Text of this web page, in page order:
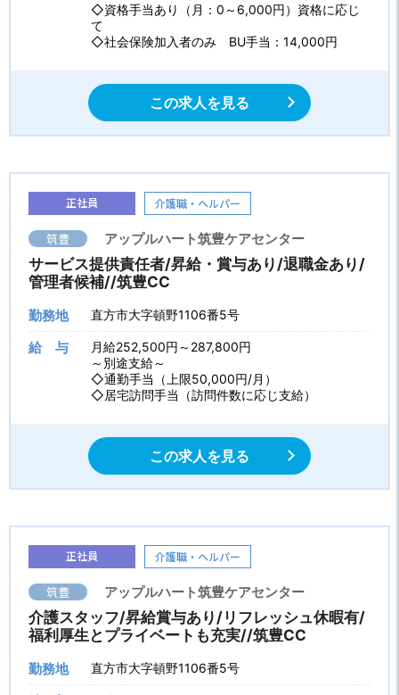
◇資格手当あり（月：0～6,000円）資格に応じ
て
◇社会保険加入者のみ BU手当：14,000円
この求人を見る
正社員 介護職・ヘルパー
筑豊 アップルハート筑豊ケアセンター
サービス提供責任者/昇給・賞与あり/退職金あり/
管理者候補//筑豊CC
勤務地 直方市大字頓野1106番5号
給 与
月給252,500円～287,800円
～別途支給～
◇通勤手当（上限50,000円/月）
◇居宅訪問手当（訪問件数に応じ支給）
この求人を見る
正社員 介護職・ヘルパー
筑豊 アップルハート筑豊ケアセンター
介護スタッフ/昇給賞与あり/リフレッシュ休暇有/
福利厚生とプライベートも充実//筑豊CC
勤務地 直方市大字頓野1106番5号